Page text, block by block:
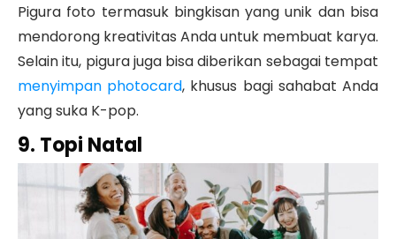
Pigura foto termasuk bingkisan yang unik dan bisa
mendorong kreativitas Anda untuk membuat karya.
Selain itu, pigura juga bisa diberikan sebagai tempat
menyimpan photocard, khusus bagi sahabat Anda
yang suka K-pop.
9. Topi Natal